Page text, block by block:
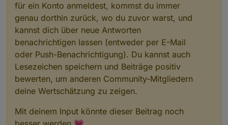
für ein Konto anmeldest, kommst du immer
genau dorthin zurück, wo du zuvor warst, und
kannst dich über neue Antworten
benachrichtigen lassen (entweder per E-Mail
oder Push-Benachrichtigung). Du kannst auch
Lesezeichen speichern und Beiträge positiv
bewerten, um anderen Community-Mitgliedern
deine Wertschätzung zu zeigen.
Mit deinem Input könnte dieser Beitrag noch